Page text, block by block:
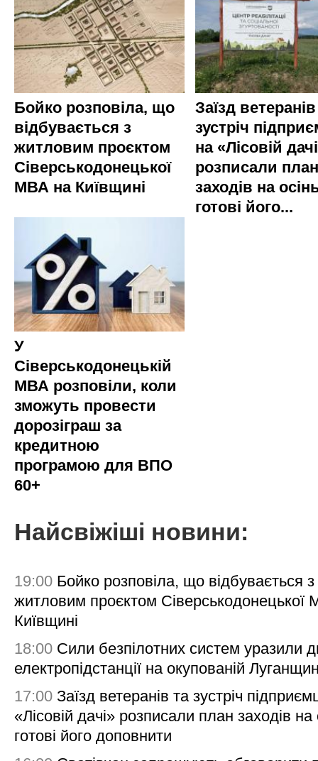
Бойко розповіла, що
відбувається з
житловим проєктом
Сіверськодонецької
МВА на Київщині
Заїзд
зустріч
на «Лісовій
розписали план
заходів на
готові його...
У
Сіверськодонецькій
МВА розповіли, коли
зможуть провести
дорозіграш за
кредитною
програмою для ВПО
60+
Найсвіжіші новини:
19:00 Бойко розповіла, що відбувається з
житловим проєктом Сіверськодонецької
Київщині
18:00 Сили безпілотних систем уразили
електропідстанції на окупованій
17:00 Заїзд ветеранів та зустріч
«Лісовій дачі» розписали план заходів на
готові його доповнити